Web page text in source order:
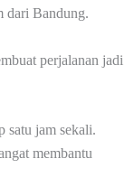
dari Bandung.
perjalanan jadi
satu jam sekali.
membantu